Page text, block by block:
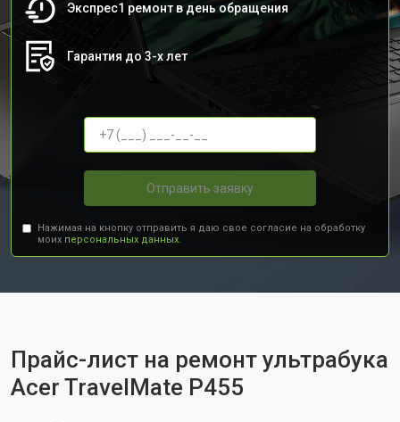
Экспрес1 ремонт в день обращения
Гарантия до 3-х лет
Отправить заявку
Нажимая на кнопку отправить я даю свое согласие на обработку
моих персональных данных.
Прайс-лист на ремонт ультрабука
Acer TravelMate P455